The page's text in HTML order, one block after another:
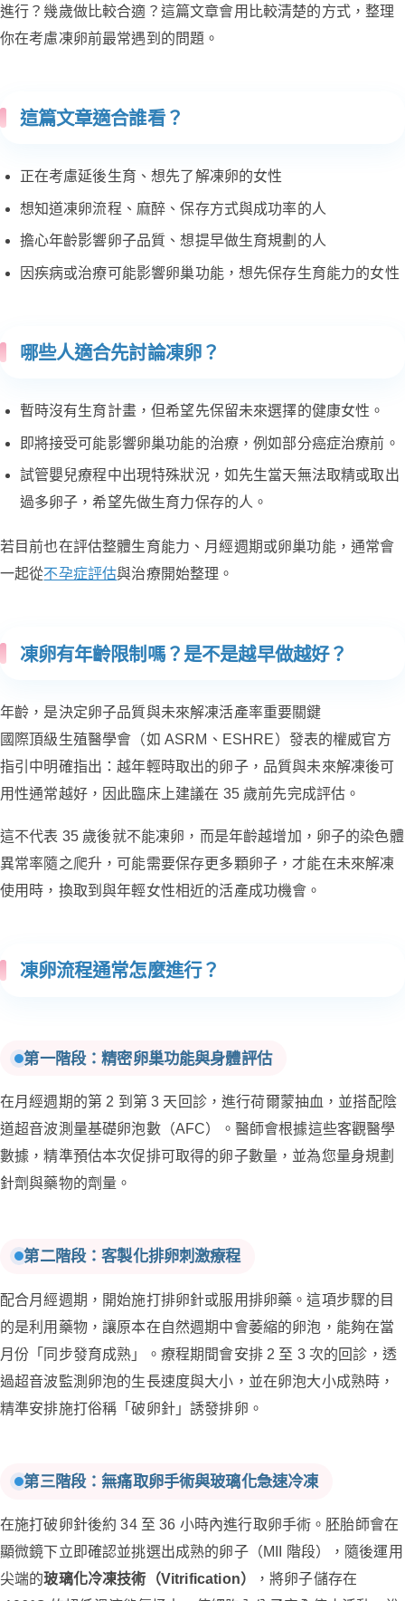
進行？幾歲做比較合適？這篇文章會用比較清楚的方式，整理
你在考慮凍卵前最常遇到的問題。
這篇文章適合誰看？
正在考慮延後生育、想先了解凍卵的女性
想知道凍卵流程、麻醉、保存方式與成功率的人
擔心年齡影響卵子品質、想提早做生育規劃的人
因疾病或治療可能影響卵巢功能，想先保存生育能力的女性
哪些人適合先討論凍卵？
暫時沒有生育計畫，但希望先保留未來選擇的健康女性。
即將接受可能影響卵巢功能的治療，例如部分癌症治療前。
試管嬰兒療程中出現特殊狀況，如先生當天無法取精或取出
過多卵子，希望先做生育力保存的人。
若目前也在評估整體生育能力、月經週期或卵巢功能，通常會
一起從不孕症評估與治療開始整理。
凍卵有年齡限制嗎？是不是越早做越好？
年齡，是決定卵子品質與未來解凍活產率重要關鍵
國際頂級生殖醫學會（如 ASRM、ESHRE）發表的權威官方
指引中明確指出：越年輕時取出的卵子，品質與未來解凍後可
用性通常越好，因此臨床上建議在 35 歲前先完成評估。
這不代表 35 歲後就不能凍卵，而是年齡越增加，卵子的染色體
異常率隨之爬升，可能需要保存更多顆卵子，才能在未來解凍
使用時，換取到與年輕女性相近的活產成功機會。
凍卵流程通常怎麼進行？
第一階段：精密卵巢功能與身體評估
在月經週期的第 2 到第 3 天回診，進行荷爾蒙抽血，並搭配陰
道超音波測量基礎卵泡數（AFC）。醫師會根據這些客觀醫學
數據，精準預估本次促排可取得的卵子數量，並為您量身規劃
針劑與藥物的劑量。
第二階段：客製化排卵刺激療程
配合月經週期，開始施打排卵針或服用排卵藥。這項步驟的目
的是利用藥物，讓原本在自然週期中會萎縮的卵泡，能夠在當
月份「同步發育成熟」。療程期間會安排 2 至 3 次的回診，透
過超音波監測卵泡的生長速度與大小，並在卵泡大小成熟時，
精準安排施打俗稱「破卵針」誘發排卵。
第三階段：無痛取卵手術與玻璃化急速冷凍
在施打破卵針後約 34 至 36 小時內進行取卵手術。胚胎師會在
顯微鏡下立即確認並挑選出成熟的卵子（MII 階段），隨後運用
尖端的玻璃化冷凍技術（Vitrification）
，將卵子儲存在